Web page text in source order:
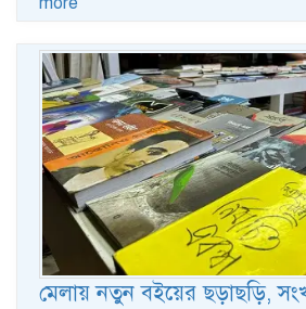
মেলায় নতুন বইয়ের ছড়াছড়ি,